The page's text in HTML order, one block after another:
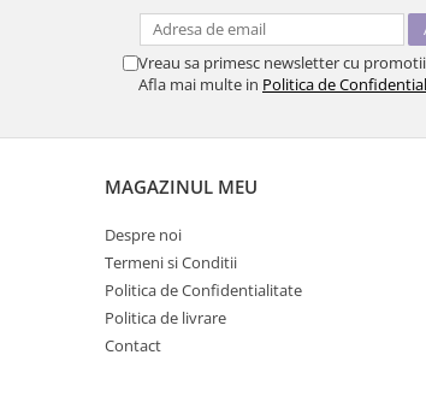
Vreau sa primesc newsletter cu
Afla mai multe in Politica de
MAGAZINUL MEU
Despre noi
Termeni si Conditii
Politica de Confidentialitate
Politica de livrare
Contact